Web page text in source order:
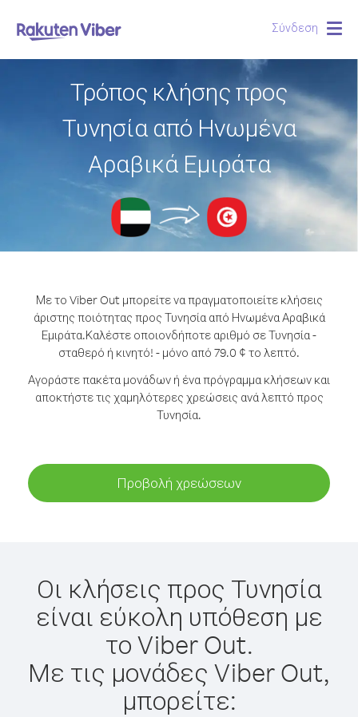
Σύνδεση
Τρόπος κλήσης προς
Τυνησία από Ηνωμένα
Αραβικά Εμιράτα
Με το Viber Out μπορείτε να πραγματοποιείτε κλήσεις
άριστης ποιότητας προς Τυνησία από Ηνωμένα Αραβικά
Εμιράτα.Καλέστε οποιονδήποτε αριθμό σε Τυνησία -
σταθερό ή κινητό! - μόνο από 79.0 ¢ το λεπτό.
Αγοράστε πακέτα μονάδων ή ένα πρόγραμμα κλήσεων και
αποκτήστε τις χαμηλότερες χρεώσεις ανά λεπτό προς
Τυνησία.
Προβολή χρεώσεων
Οι κλήσεις προς Τυνησία
είναι εύκολη υπόθεση με
το Viber Out.
Με τις μονάδες Viber Out,
μπορείτε: